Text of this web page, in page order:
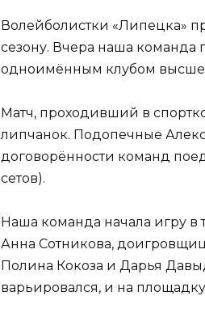
Волейболистки «Липецка»
сезону. Вчера наша команда
одноимённым клубом
Матч, проходивший в
липчанок. Подопечные
договорённости команд
сетов).
Наша команда начала игру в
Анна Сотникова,
Полина Кокоза и Дарья
варьировался, и на